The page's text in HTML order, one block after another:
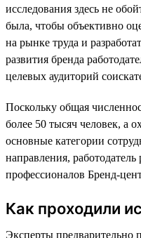
исследования здесь не
была, чтобы объективно
на рынке труда и
развития бренда
целевых аудиторий
Поскольку общая
более 50 тысяч человек, а
основные категории
направления,
профессионалов Бренд-
Как проходили
Эксперты предварительно